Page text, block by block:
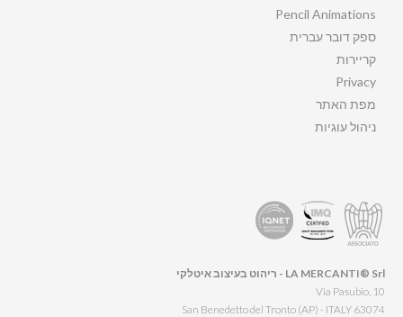
Pencil Animations
ספק דובר עברית
קריירות
Privacy
מפת האתר
ניהול עוגיות
LA MERCANTI® Srl - ריהוט בעיצוב איטלקי
Via Pasubio, 10
63074 San Benedetto del Tronto (AP) - ITALY